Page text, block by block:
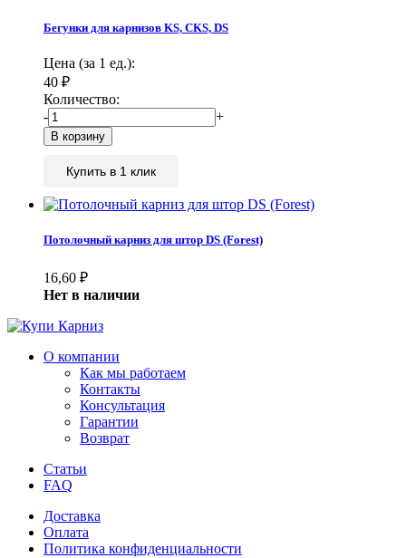
Бегунки для карнизов KS, CKS, DS
Цена (за 1 ед.):
40 ₽
Количество:
-
+
Купить в 1 клик
Потолочный карниз для штор DS (Forest)
16,60 ₽
Нет в наличии
О компании
Как мы работаем
Контакты
Консультация
Гарантии
Возврат
Статьи
FAQ
Доставка
Оплата
Политика конфиденциальности